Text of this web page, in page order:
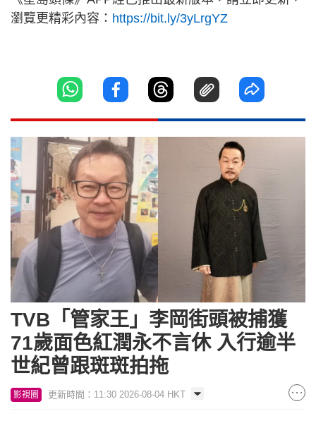
瀏覽更精彩內容： https://bit.ly/3yLrgYZ
TVB「管家王」李岡街頭被捕獲
71歲面色紅潤永不言休 入行逾半
世紀曾跟斑斑拍拖
影視圈 更新時間：11:30 2026-08-04 HKT